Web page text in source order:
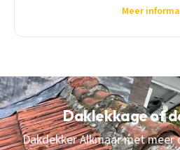
Meer
Daklekkage of
Dakdekker Alkmaar met